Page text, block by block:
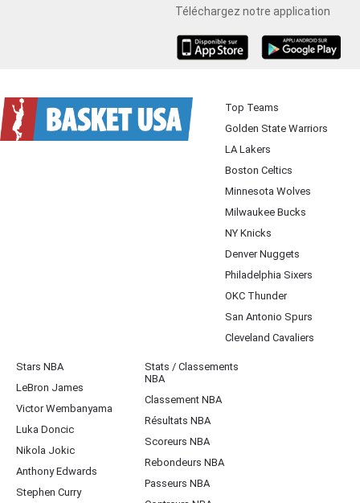
Téléchargez notre application
Top Teams
Golden State Warriors
LA Lakers
Boston Celtics
Minnesota Wolves
Milwaukee Bucks
NY Knicks
Denver Nuggets
Philadelphia Sixers
OKC Thunder
San Antonio Spurs
Cleveland Cavaliers
Stars NBA
LeBron James
Victor Wembanyama
Luka Doncic
Nikola Jokic
Anthony Edwards
Stephen Curry
Stats / Classements
NBA
Classement NBA
Résultats NBA
Scoreurs NBA
Rebondeurs NBA
Passeurs NBA